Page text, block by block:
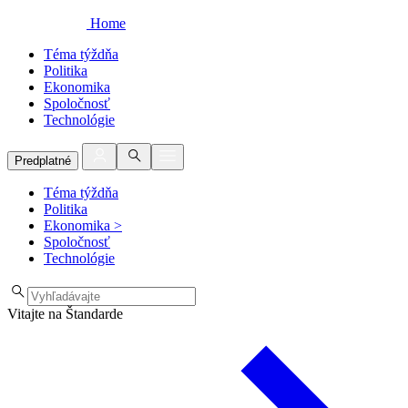
Home
Téma týždňa
Politika
Ekonomika
Spoločnosť
Technológie
Predplatné
Téma týždňa
Politika
Ekonomika >
Spoločnosť
Technológie
Vitajte na Štandarde